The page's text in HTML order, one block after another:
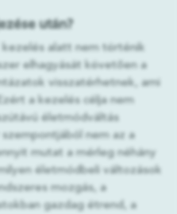
után?
kezelés alatt nem történik
elhagyását követően a
visszatérhetnek, ami
a kezelés célja nem
életmódváltás
szempontjából nem az a
mutat a mérleg néhány
életmódbeli változások
mozgás, a
gazdag étrend, a